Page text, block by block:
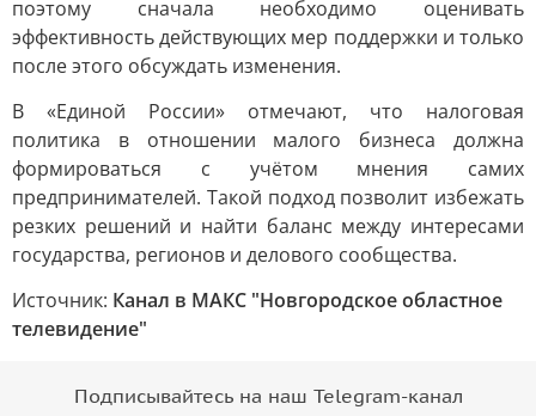
поэтому сначала необходимо оценивать
эффективность действующих мер поддержки и только
после этого обсуждать изменения.
В «Единой России» отмечают, что налоговая
политика в отношении малого бизнеса должна
формироваться с учётом мнения самих
предпринимателей. Такой подход позволит избежать
резких решений и найти баланс между интересами
государства, регионов и делового сообщества.
Источник: Канал в МАКС "Новгородское областное
телевидение"
Подписывайтесь на наш Telegram-канал